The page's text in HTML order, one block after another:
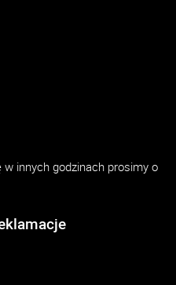
innych godzinach prosimy o